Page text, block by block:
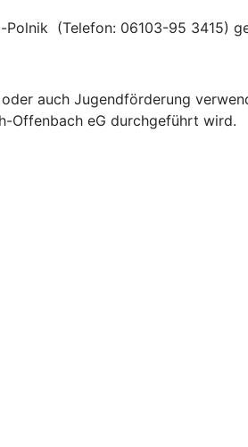
Polnik (Telefon: 06103-95 3415)
auch Jugendförderung
Offenbach eG durchgeführt wird.